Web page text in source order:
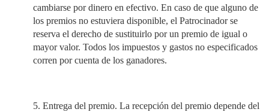
cambiarse por dinero en efectivo. En caso de que alguno de
los premios no estuviera disponible, el Patrocinador se
reserva el derecho de sustituirlo por un premio de igual o
mayor valor. Todos los impuestos y gastos no especificados
corren por cuenta de los ganadores.
5. Entrega del premio. La recepción del premio depende del